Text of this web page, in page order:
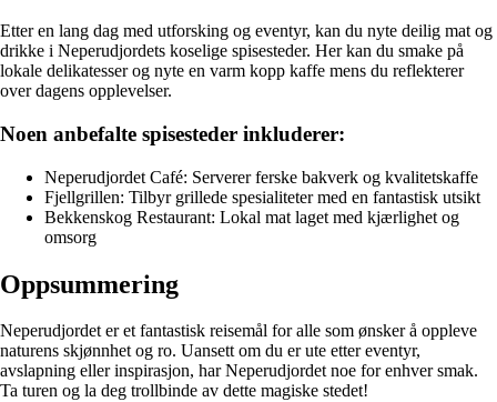
Etter en lang dag med utforsking og eventyr, kan du nyte deilig mat og
drikke i Neperudjordets koselige spisesteder. Her kan du smake på
lokale delikatesser og nyte en varm kopp kaffe mens du reflekterer
over dagens opplevelser.
Noen anbefalte spisesteder inkluderer:
Neperudjordet Café: Serverer ferske bakverk og kvalitetskaffe
Fjellgrillen: Tilbyr grillede spesialiteter med en fantastisk utsikt
Bekkenskog Restaurant: Lokal mat laget med kjærlighet og
omsorg
Oppsummering
Neperudjordet er et fantastisk reisemål for alle som ønsker å oppleve
naturens skjønnhet og ro. Uansett om du er ute etter eventyr,
avslapning eller inspirasjon, har Neperudjordet noe for enhver smak.
Ta turen og la deg trollbinde av dette magiske stedet!